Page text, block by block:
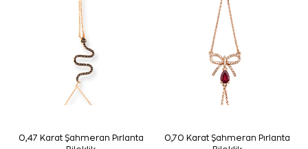
0,47 Karat Şahmeran Pırlanta
0,70 Karat Şahmeran Pırlanta